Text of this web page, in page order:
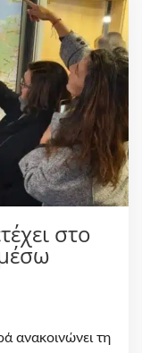
στο
ανακοινώνει τη